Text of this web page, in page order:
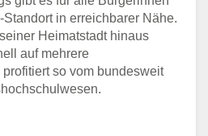
in erreichbarer Nähe.
Heimatstadt hinaus
auf mehrere
so vom bundesweit